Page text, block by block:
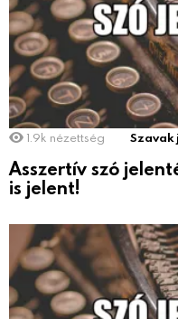
1.9k nézettség Szavak
Asszertív szó
is jelent!